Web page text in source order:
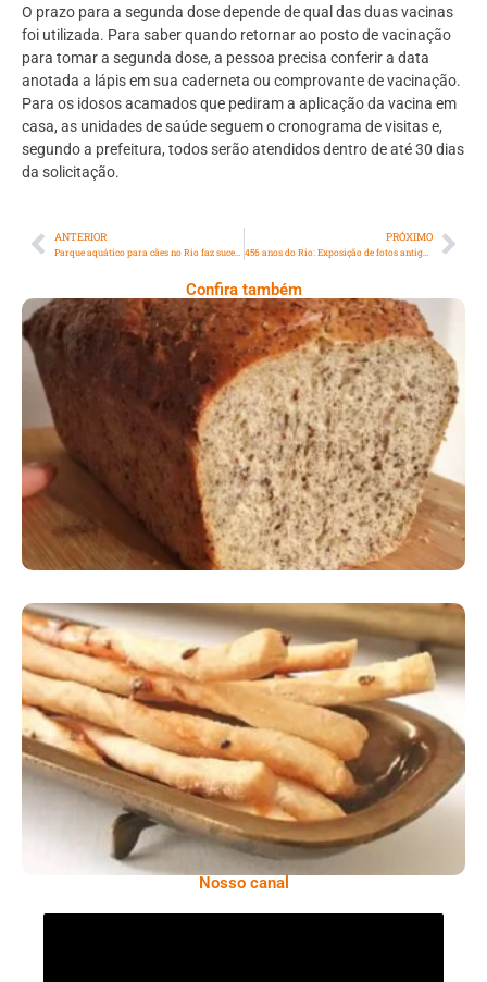
O prazo para a segunda dose depende de qual das duas vacinas
foi utilizada. Para saber quando retornar ao posto de vacinação
para tomar a segunda dose, a pessoa precisa conferir a data
anotada a lápis em sua caderneta ou comprovante de vacinação.
Para os idosos acamados que pediram a aplicação da vacina em
casa, as unidades de saúde seguem o cronograma de visitas e,
segundo a prefeitura, todos serão atendidos dentro de até 30 dias
da solicitação.
ANTERIOR PRÓXIMO
456 anos do Rio: Exposição de fotos antigas da cidade é inaugurada na orla
Confira também
Comer Bem: Pão Low Carb
Comer Bem: Palitinhos De Cebola E Salsa
Nosso canal